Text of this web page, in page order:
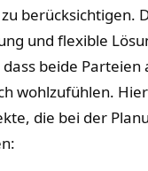
berücksichtigen.
und flexible
beide Parteien
wohlzufühlen.
die bei der